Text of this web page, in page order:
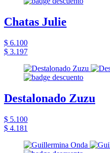
Chatas Julie
$ 6.100
$ 3.197
Destalonado Zuzu
$ 5.100
$ 4.181